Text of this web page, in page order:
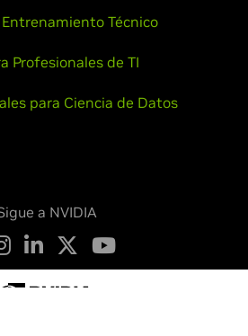
Entrenamiento Técnico
Profesionales de TI
para Ciencia de Datos
a NVIDIA